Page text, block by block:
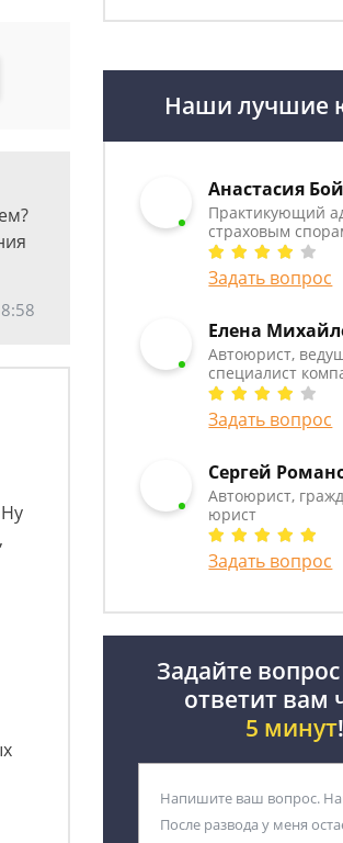
Наши лучшие
Анастасия
Практикующий
страховым
Задать вопрос
Елена
Автоюрист,
специалист
Задать вопрос
Сергей
Автоюрист,
юрист
Задать вопрос
Задайте
ответит вам
5 минут!